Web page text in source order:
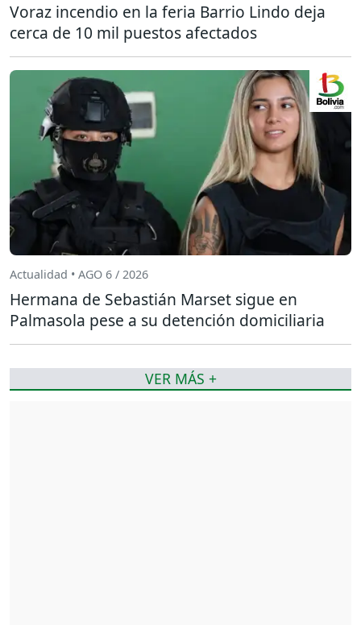
Voraz incendio en la feria Barrio Lindo deja
cerca de 10 mil puestos afectados
Actualidad • AGO 6 / 2026
Hermana de Sebastián Marset sigue en
Palmasola pese a su detención domiciliaria
VER MÁS +